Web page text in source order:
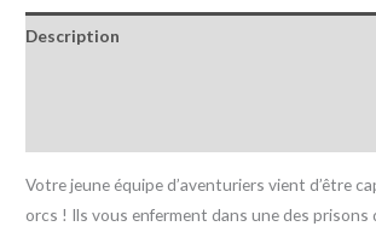
Description
Votre jeune équipe d’aventuriers vient d’être
orcs ! Ils vous enferment dans une des prisons